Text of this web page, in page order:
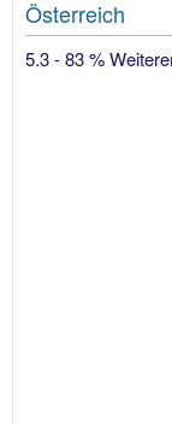
Österreich
5.3 - 83 %